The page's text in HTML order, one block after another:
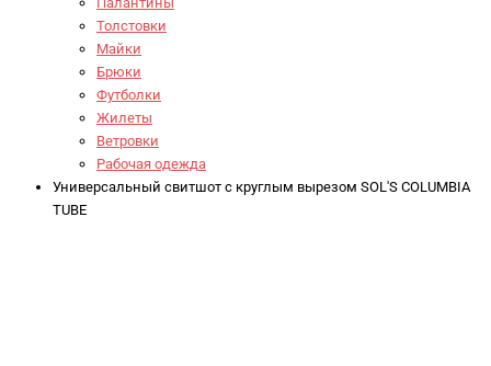
Толстовки
Майки
Брюки
Футболки
Жилеты
Ветровки
Рабочая одежда
Универсальный свитшот с круглым вырезом SOL'S COLUMBIA
TUBE